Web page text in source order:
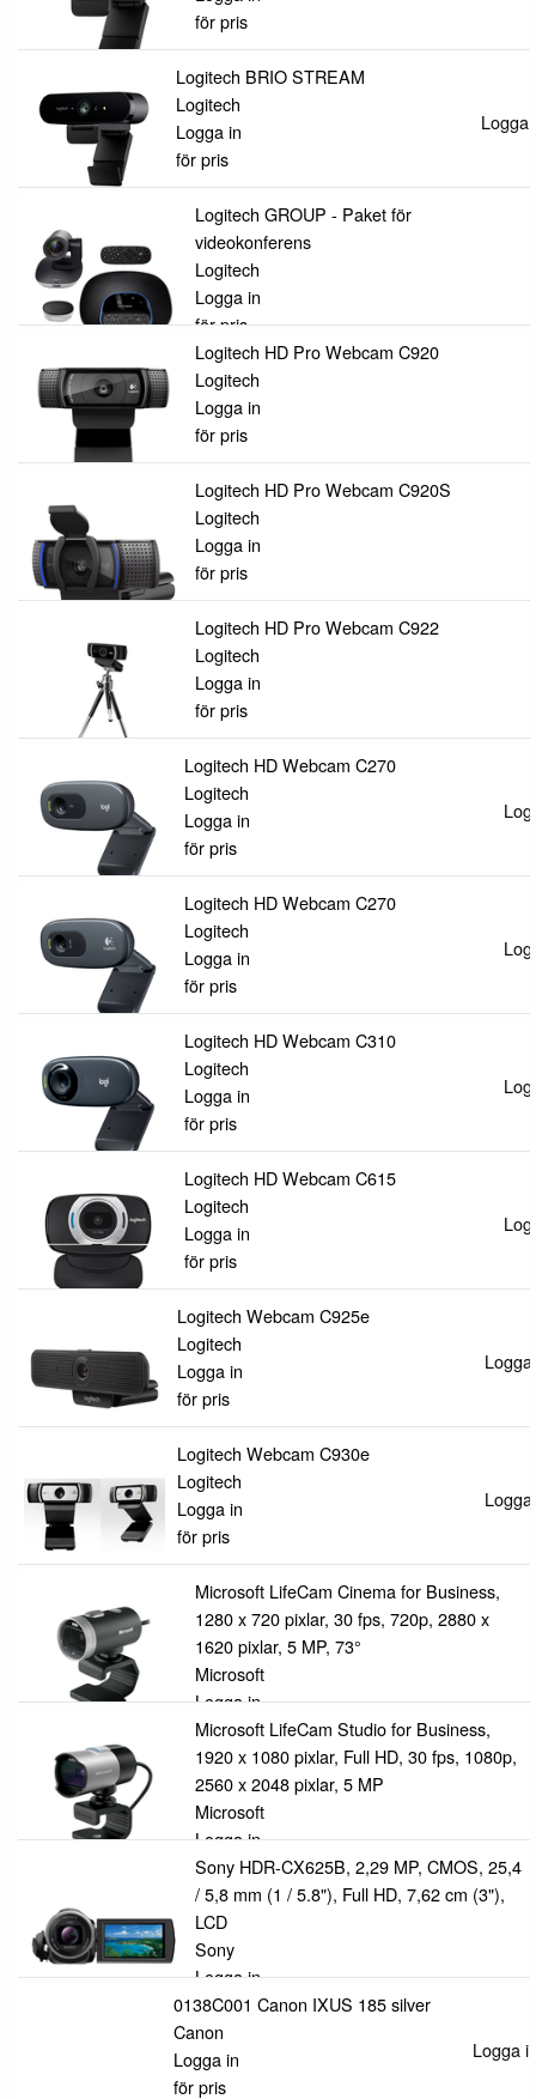
för pris
Logitech BRIO STREAM
Logitech
Logga in
för pris
Logga
Logitech GROUP - Paket för
videokonferens
Logitech
Logga in
för pris
Logitech HD Pro Webcam C920
Logitech
Logga in
för pris
Logitech HD Pro Webcam C920S
Logitech
Logga in
för pris
Logitech HD Pro Webcam C922
Logitech
Logga in
för pris
Logitech HD Webcam C270
Logitech
Logga in
för pris
Logitech HD Webcam C270
Logitech
Logga in
för pris
Logitech HD Webcam C310
Logitech
Logga in
för pris
Logitech HD Webcam C615
Logitech
Logga in
för pris
Logitech Webcam C925e
Logitech
Logga in
för pris
Logitech Webcam C930e
Logitech
Logga in
för pris
Microsoft LifeCam Cinema for Business,
1280 x 720 pixlar, 30 fps, 720p, 2880 x
1620 pixlar, 5 MP, 73°
Microsoft
Logga in
för pris
Microsoft LifeCam Studio for Business,
1920 x 1080 pixlar, Full HD, 30 fps, 1080p,
2560 x 2048 pixlar, 5 MP
Microsoft
Logga in
för pris
Sony HDR-CX625B, 2,29 MP, CMOS, 25,4
/ 5,8 mm (1 / 5.8"), Full HD, 7,62 cm (3"),
LCD
Sony
Logga in
för pris
0138C001 Canon IXUS 185 silver
Canon
Logga in
för pris
Logga